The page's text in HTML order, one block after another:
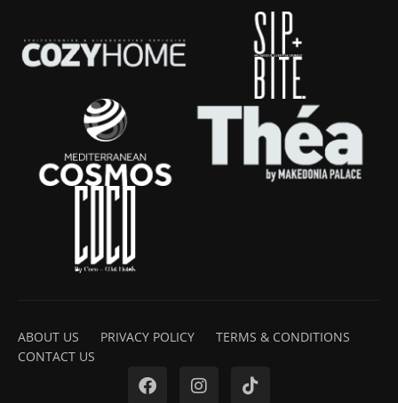
ABOUT US PRIVACY POLICY
TERMS & CONDITIONS
CONTACT US